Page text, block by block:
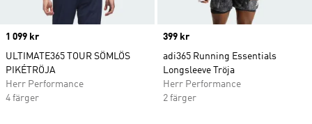
Price
1 099 kr
ULTIMATE365 TOUR SÖMLÖS
PIKÉTRÖJA
Herr Performance
4 färger
Price
399 kr
adi365 Running Essentials
Longsleeve Tröja
Herr Performance
2 färger